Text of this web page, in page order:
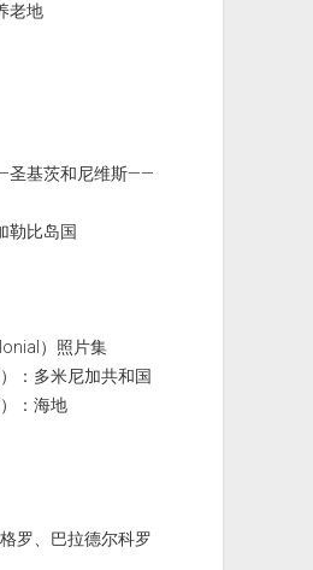
老地
圣基茨和尼维斯——
勒比岛国
）照片集
：多米尼加共和国
：海地
罗、巴拉德尔科罗